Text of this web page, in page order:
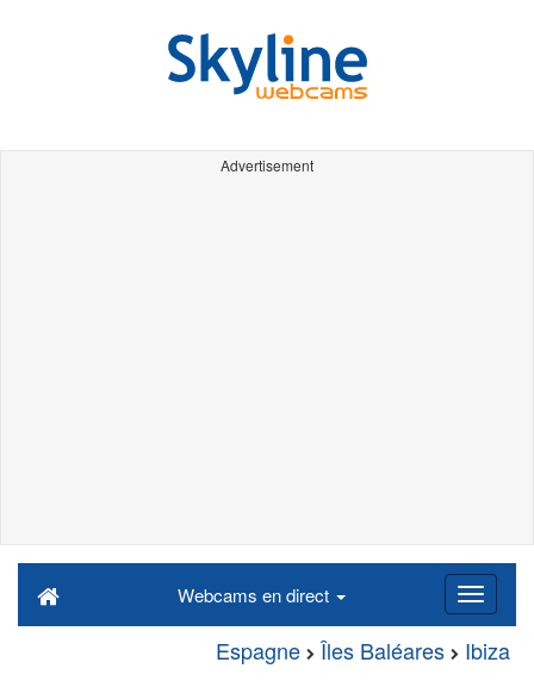
Advertisement
Webcams en direct
Espagne Îles Baléares Ibiza